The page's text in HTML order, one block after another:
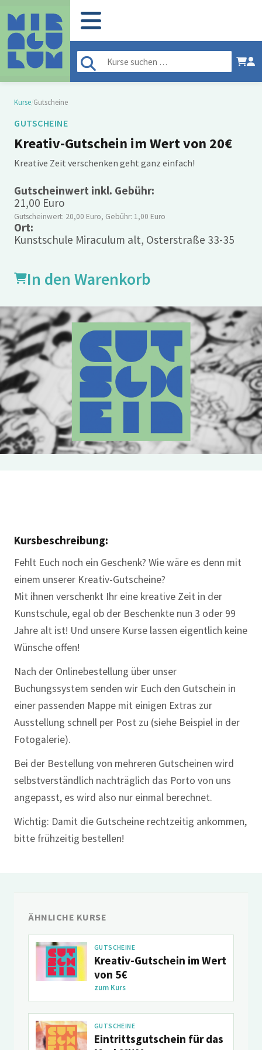
Kurse Gutscheine
GUTSCHEINE
Kreativ-Gutschein im Wert von 20€
Kreative Zeit verschenken geht ganz einfach!
Gutscheinwert inkl. Gebühr:
21,00 Euro
Gutscheinwert: 20,00 Euro, Gebühr: 1,00 Euro
Ort:
Kunstschule Miraculum alt, Osterstraße 33-35
In den Warenkorb
Kursbeschreibung:
Fehlt Euch noch ein Geschenk? Wie wäre es denn mit
einem unserer Kreativ-Gutscheine?
Mit ihnen verschenkt Ihr eine kreative Zeit in der
Kunstschule, egal ob der Beschenkte nun 3 oder 99
Jahre alt ist! Und unsere Kurse lassen eigentlich keine
Wünsche offen!
Nach der Onlinebestellung über unser
Buchungssystem senden wir Euch den Gutschein in
einer passenden Mappe mit einigen Extras zur
Ausstellung schnell per Post zu (siehe Beispiel in der
Fotogalerie).
Bei der Bestellung von mehreren Gutscheinen wird
selbstverständlich nachträglich das Porto von uns
angepasst, es wird also nur einmal berechnet.
Wichtig: Damit die Gutscheine rechtzeitig ankommen,
bitte frühzeitig bestellen!
ÄHNLICHE KURSE
GUTSCHEINE
Kreativ-Gutschein im Wert
von 5€
zum Kurs
GUTSCHEINE
Eintrittsgutschein für das